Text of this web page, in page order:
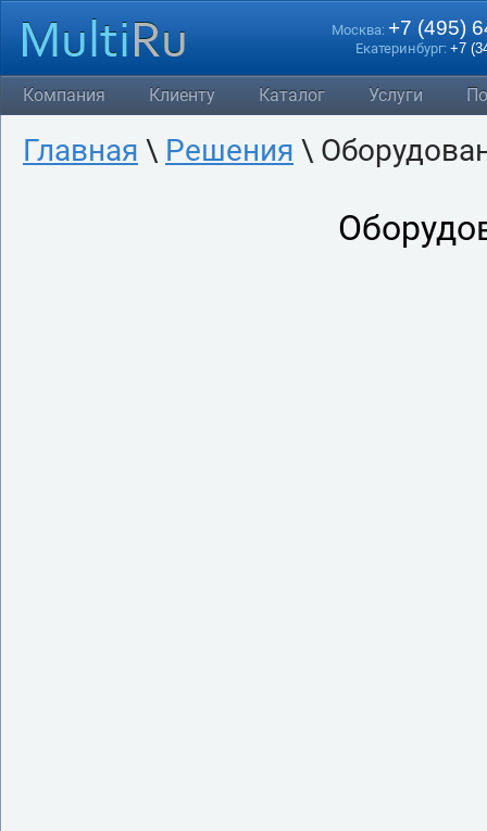
Москва: +7 (495)
Екатеринбург: +7
Компания Клиенту Каталог Услуги
Главная \ Решения \